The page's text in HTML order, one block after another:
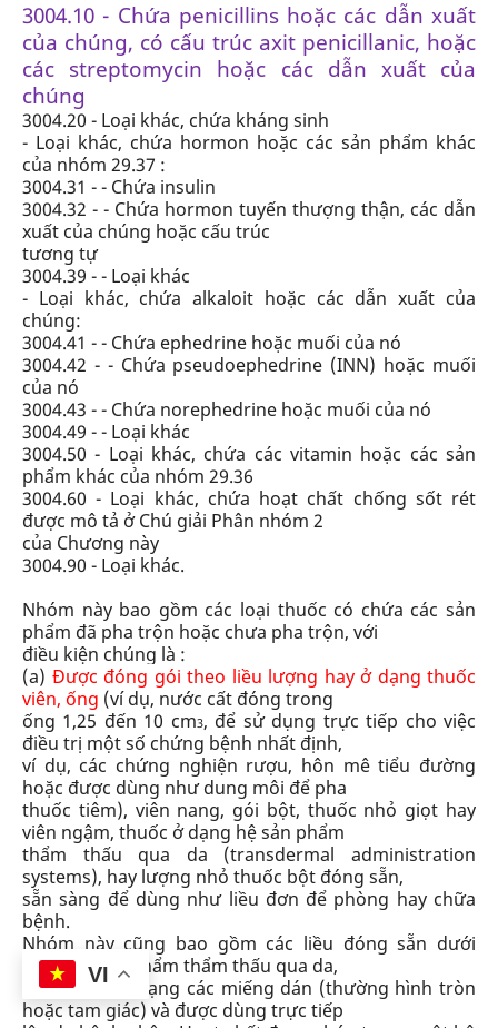
3004.10 - Chứa penicillins hoặc các dẫn xuất
của chúng, có cấu trúc axit penicillanic, hoặc
các streptomycin hoặc các dẫn xuất của
chúng
3004.20 - Loại khác, chứa kháng sinh
- Loại khác, chứa hormon hoặc các sản phẩm khác
của nhóm 29.37 :
3004.31 - - Chứa insulin
3004.32 - - Chứa hormon tuyến thượng thận, các dẫn
xuất của chúng hoặc cấu trúc
tương tự
3004.39 - - Loại khác
- Loại khác, chứa alkaloit hoặc các dẫn xuất của
chúng:
3004.41 - - Chứa ephedrine hoặc muối của nó
3004.42 - - Chứa pseudoephedrine (INN) hoặc muối
của nó
3004.43 - - Chứa norephedrine hoặc muối của nó
3004.49 - - Loại khác
3004.50 - Loại khác, chứa các vitamin hoặc các sản
phẩm khác của nhóm 29.36
3004.60 - Loại khác, chứa hoạt chất chống sốt rét
được mô tả ở Chú giải Phân nhóm 2
của Chương này
3004.90 - Loại khác.
Nhóm này bao gồm các loại thuốc có chứa các sản
phẩm đã pha trộn hoặc chưa pha trộn, với
điều kiện chúng là :
(a) Được đóng gói theo liều lượng hay ở dạng thuốc
viên, ống (ví dụ, nước cất đóng trong
ống 1,25 đến 10 cm3, để sử dụng trực tiếp cho việc
điều trị một số chứng bệnh nhất định,
ví dụ, các chứng nghiện rượu, hôn mê tiểu đường
hoặc được dùng như dung môi để pha
thuốc tiêm), viên nang, gói bột, thuốc nhỏ giọt hay
viên ngậm, thuốc ở dạng hệ sản phẩm
thẩm thấu qua da (transdermal administration
systems), hay lượng nhỏ thuốc bột đóng sẵn,
sẵn sàng để dùng như liều đơn để phòng hay chữa
bệnh.
Nhóm này cũng bao gồm các liều đóng sẵn dưới
dạng hệ sản phẩm thẩm thấu qua da,
thường dưới dạng các miếng dán (thường hình tròn
hoặc tam giác) và được dùng trực tiếp
VI